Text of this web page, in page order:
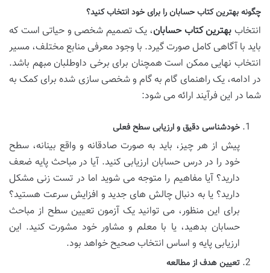
چگونه بهترین کتاب حسابان را برای خود انتخاب کنید؟
انتخاب بهترین کتاب حسابان، یک تصمیم شخصی و حیاتی است که
باید با آگاهی کامل صورت گیرد. با وجود معرفی منابع مختلف، مسیر
انتخاب نهایی ممکن است همچنان برای برخی داوطلبان مبهم باشد.
در ادامه، یک راهنمای گام به گام و شخصی سازی شده برای کمک به
شما در این فرآیند ارائه می شود:
خودشناسی دقیق و ارزیابی سطح فعلی
پیش از هر چیز، باید به صورت صادقانه و واقع بینانه، سطح
خود را در درس حسابان ارزیابی کنید. آیا در مباحث پایه ضعف
دارید؟ آیا مفاهیم را متوجه می شوید اما در تست زنی مشکل
دارید؟ یا به دنبال چالش های جدید و افزایش سرعت هستید؟
برای این منظور، می توانید یک آزمون تعیین سطح از مباحث
حسابان بدهید، یا با معلم و مشاور خود مشورت کنید. این
ارزیابی پایه و اساس انتخاب صحیح خواهد بود.
تعیین هدف از مطالعه